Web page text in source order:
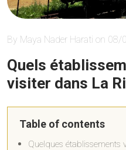
By Maya Nader Harati on
Quels
visiter dans La
Table of contents
Quelques établissements